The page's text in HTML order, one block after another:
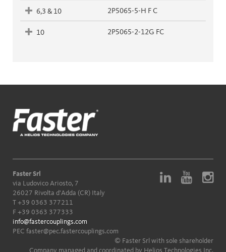
6,3 & 10 2P5065-5-H F C
10 2P5065-2-12G FC
Faster Srl
via Ludovico Ariosto, 7
26027 Rivolta d'Adda (CR) Italy
T +39 0363 377211
F +39 0363 377333
info@fastercouplings.com
PEC faster@pec.fastercouplings.com
© Faster Srl with sole shareholder